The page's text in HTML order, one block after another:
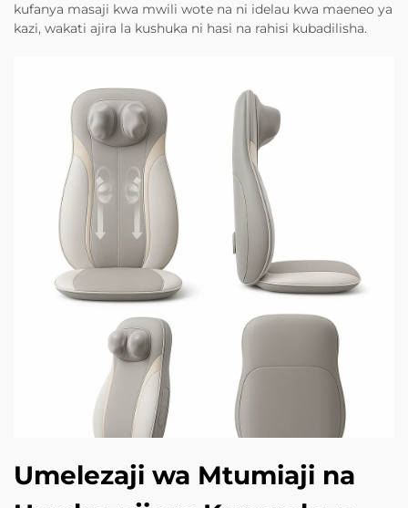
kufanya masaji kwa mwili wote na ni idelau kwa maeneo ya
kazi, wakati ajira la kushuka ni hasi na rahisi kubadilisha.
Umelezaji wa Mtumiaji na